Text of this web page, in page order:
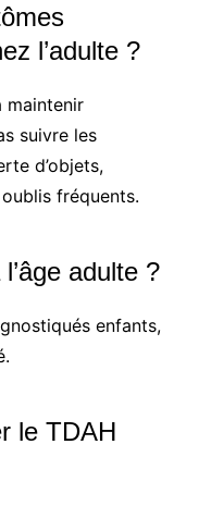
l’adulte ?
maintenir
suivre les
d’objets,
fréquents.
adulte ?
enfants,
le TDAH